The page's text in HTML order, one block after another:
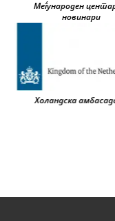
Меѓународен центар за
новинари
Холандска